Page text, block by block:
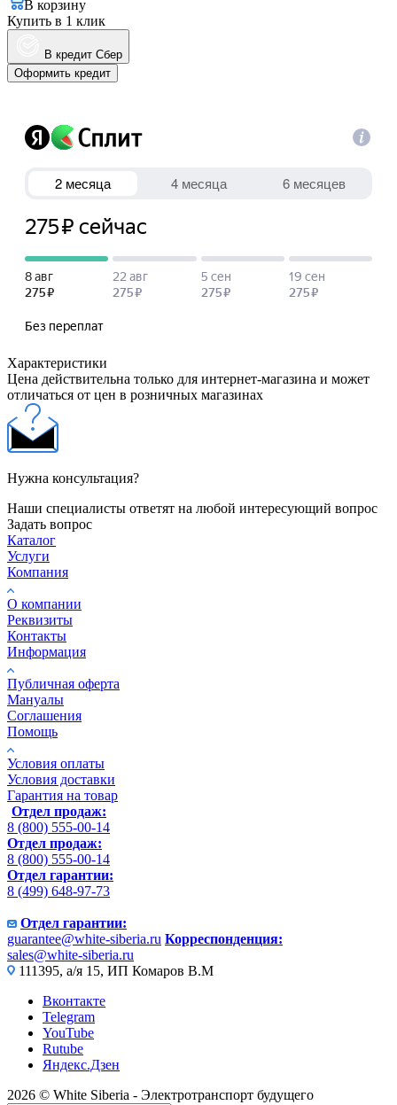
В корзину
Купить в 1 клик
В кредит Сбер
Оформить кредит
Характеристики
Цена действительна только для интернет-магазина и может
отличаться от цен в розничных магазинах
Нужна консультация?
Наши специалисты ответят на любой интересующий вопрос
Задать вопрос
Каталог
Услуги
Компания
О компании
Реквизиты
Контакты
Информация
Публичная оферта
Мануалы
Соглашения
Помощь
Условия оплаты
Условия доставки
Гарантия на товар
Отдел продаж:
8 (800) 555-00-14
Отдел продаж:
8 (800) 555-00-14
Отдел гарантии:
8 (499) 648-97-73
Отдел гарантии:
guarantee@white-siberia.ru Корреспонденция:
sales@white-siberia.ru
111395, а/я 15, ИП Комаров В.М
Вконтакте
Telegram
YouTube
Rutube
Яндекс.Дзен
2026 © White Siberia - Электротранспорт будущего